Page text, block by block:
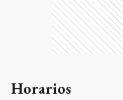
Horarios